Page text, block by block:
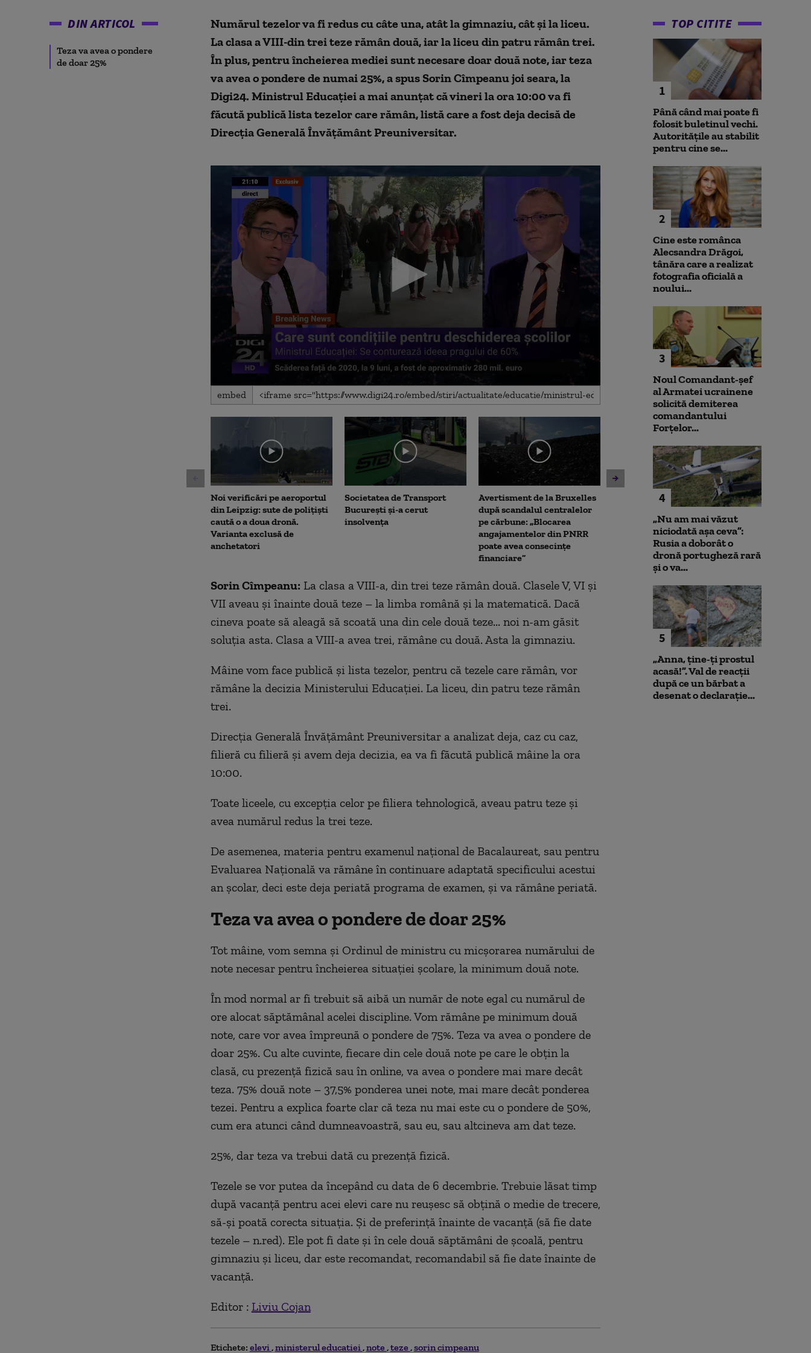
DIN ARTICOL
Teza va avea o pondere
de doar 25%
Numărul tezelor va fi redus cu câte una, atât la gimnaziu, cât și la liceu.
La clasa a VIII-din trei teze rămân două, iar la liceu din patru rămân trei.
În plus, pentru încheierea mediei sunt necesare doar două note, iar teza
va avea o pondere de numai 25%, a spus Sorin Cîmpeanu joi seara, la
Digi24. Ministrul Educației a mai anunțat că vineri la ora 10:00 va fi
făcută publică lista tezelor care rămân, listă care a fost deja decisă de
Direcția Generală Învățământ Preuniversitar.
0
seconds
3
secondsVolume
embed
Noi verificări pe aeroportul
din Leipzig: sute de polițiști
caută o a doua dronă.
Varianta exclusă de
anchetatori
Societatea de Transport
București și-a cerut
insolvența
Avertisment de la Bruxelles
după scandalul centralelor
pe cărbune: „Blocarea
angajamentelor din PNRR
poate avea consecințe
financiare”
Noua lege a integrității
deschide calea spre
parteneriatul civil. ACCEPT:
Nu poți impune obligații
fără să oferi și drepturi
Unitatea 2 de
ar putea fi
Sorin Cîmpeanu: La clasa a VIII-a, din trei teze rămân două. Clasele V, VI și
VII aveau și înainte două teze – la limba română și la matematică. Dacă
cineva poate să aleagă să scoată una din cele două teze... noi n-am găsit
soluția asta. Clasa a VIII-a avea trei, rămâne cu două. Asta la gimnaziu.
Mâine vom face publică și lista tezelor, pentru că tezele care rămân, vor
rămâne la decizia Ministerului Educației. La liceu, din patru teze rămân
trei.
Direcția Generală Învățământ Preuniversitar a analizat deja, caz cu caz,
filieră cu filieră și avem deja decizia, ea va fi făcută publică mâine la ora
10:00.
Toate liceele, cu excepția celor pe filiera tehnologică, aveau patru teze și
avea numărul redus la trei teze.
De asemenea, materia pentru examenul național de Bacalaureat, sau pentru
Evaluarea Națională va rămâne în continuare adaptată specificului acestui
an școlar, deci este deja periată programa de examen, și va rămâne periată.
Teza va avea o pondere de doar 25%
Tot mâine, vom semna și Ordinul de ministru cu micșorarea numărului de
note necesar pentru încheierea situației școlare, la minimum două note.
În mod normal ar fi trebuit să aibă un număr de note egal cu numărul de
ore alocat săptămânal acelei discipline. Vom rămâne pe minimum două
note, care vor avea împreună o pondere de 75%. Teza va avea o pondere de
doar 25%. Cu alte cuvinte, fiecare din cele două note pe care le obțin la
clasă, cu prezență fizică sau în online, va avea o pondere mai mare decât
teza. 75% două note – 37,5% ponderea unei note, mai mare decât ponderea
tezei. Pentru a explica foarte clar că teza nu mai este cu o pondere de 50%,
cum era atunci când dumneavoastră, sau eu, sau altcineva am dat teze.
25%, dar teza va trebui dată cu prezență fizică.
Tezele se vor putea da începând cu data de 6 decembrie. Trebuie lăsat timp
după vacanță pentru acei elevi care nu reușesc să obțină o medie de trecere,
să-și poată corecta situația. Și de preferință înainte de vacanță (să fie date
tezele – n.red). Ele pot fi date și în cele două săptămâni de școală, pentru
gimnaziu și liceu, dar este recomandat, recomandabil să fie date înainte de
vacanță.
Editor : Liviu Cojan
Etichete: elevi ministerul educatiei note teze sorin cimpeanu
TOP CITITE
1
Până când mai poate fi
folosit buletinul vechi.
Autoritățile au stabilit
pentru cine se...
2
Cine este românca
Alecsandra Drăgoi,
tânăra care a realizat
fotografia oficială a
noului...
3
Noul Comandant-șef
al Armatei ucrainene
solicită demiterea
comandantului
Forțelor...
4
„Nu am mai văzut
niciodată așa ceva”:
Rusia a doborât o
dronă portugheză rară
și o va...
5
„Anna, ţine-ţi prostul
acasă!”. Val de reacții
după ce un bărbat a
desenat o declarație...